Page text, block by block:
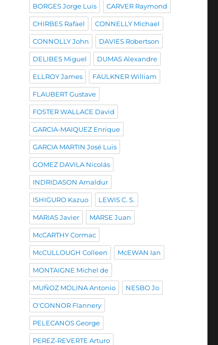
BORGES Jorge Luis CARVER Raymond
CHIRBES Rafael CONNELLY Michael
CONNOLLY John DAVIES Robertson
DELIBES Miguel DUMAS Alexandre
ELLROY James FAULKNER William
FLAUBERT Gustave
FOSTER WALLACE David
GARCIA-MAIQUEZ Enrique
GARCIA MARTIN José Luis
GOMEZ DAVILA Nicolás
INDRIDASON Arnaldur
ISHIGURO Kazuo LEWIS C. S.
MARIAS Javier MARSE Juan
McCARTHY Cormac
McCULLOUGH Colleen McEWAN Ian
MONTAIGNE Michel de
MUÑOZ MOLINA Antonio NESBO Jo
O'CONNOR Flannery
PELECANOS George
PEREZ-REVERTE Arturo